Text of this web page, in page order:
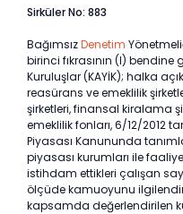
Sirküler No: 883
BağımsızDenetim
birinci fıkrasının (l) bendine
Kuruluşlar (KAYİK); halka
reasürans ve emeklilik
şirketleri, finansal kiralama
emeklilik fonları, 6/12/2012
Piyasası Kanununda
piyasası kurumları ile
istihdam ettikleri çalışan
ölçüde kamuoyunu
kapsamda değerlendirilen